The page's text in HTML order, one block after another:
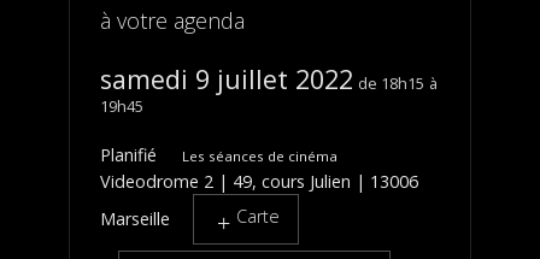
à votre agenda
samedi 9 juillet 2022
18h15
19h45
Planifié Les séances de cinéma
Videodrome 2 | 49, cours Julien | 13006
Marseille
Carte